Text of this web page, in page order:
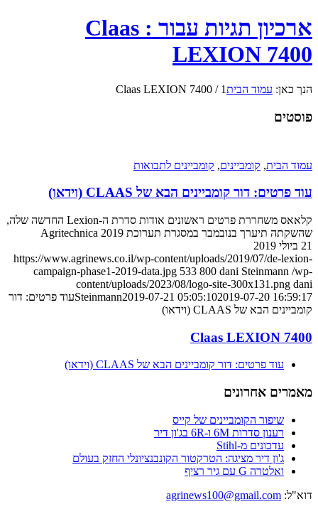
ארכיון תגיות עבור : Claas
LEXION 7400
הנך כאן: עמוד הבית1
/
Claas LEXION 7400
פוסטים
עמוד הבית, קומביינים, קומביינים לתבואות
עוד פרטים: דור קומביינים הבא של CLAAS (וידאו)
קלאאס משחררת פרטים ראשונים אודות סדרת ה-Lexion החדשה שלה,
שהשקתה תיערך בנובמבר במסגרת תערוכת Agritechnica 2019
21 ביולי 2019
https://www.agrinews.co.il/wp-content/uploads/2019/07/de-lexion-
campaign-phase1-2019-data.jpg 533 800 dani Steinmann /wp-
content/uploads/2023/08/logo-site-300x131.png dani
Steinmann2019-07-21 05:05:102019-07-20 16:59:17
עוד פרטים: דור
קומביינים הבא של CLAAS (וידאו)
Claas LEXION 7400
עוד פרטים: דור קומביינים הבא של CLAAS (וידאו)
מאמרים אחרונים
שיפור הקומביינים של קייס
רענון סדרות 6M ו-6R בג'ון דיר
עדכונים מ-Stihl
ג'ון דיר מציגה: הטרקטור הקונבנציונלי החזק בעולם
ואלטרה G עם גיר רציף
דוא"ל: agrinews100@gmail.com